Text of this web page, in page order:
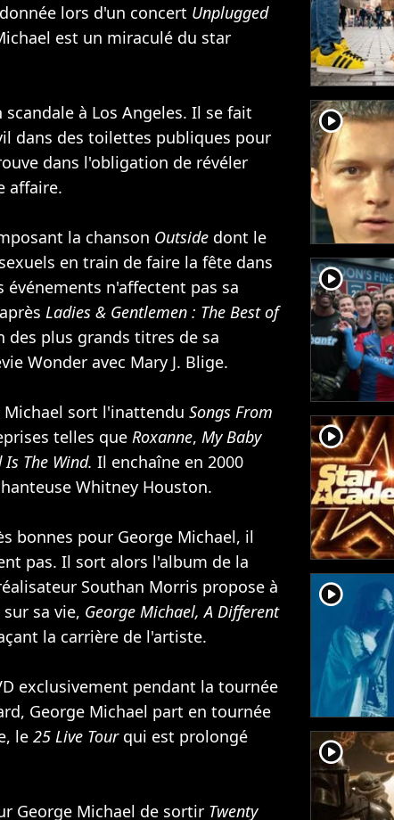
lors d'un concert Unplugged
est un miraculé du star
à Los Angeles. Il se fait
dans des toilettes publiques pour
dans l'obligation de révéler
affaire.
la chanson Outside dont le
en train de faire la fête dans
n'affectent pas sa
Ladies & Gentlemen : The Best of
des plus grands titres de sa
Wonder avec Mary J. Blige.
Michael sort l'inattendu Songs From
telles que Roxanne, My Baby
Is The Wind. Il enchaîne en 2000
Whitney Houston.
bonnes pour George Michael, il
pas. Il sort alors l'album de la
Southan Morris propose à
sa vie, George Michael, A Different
la carrière de l'artiste.
exclusivement pendant la tournée
George Michael part en tournée
le 25 Live Tourqui est prolongé
George Michael de sortir Twenty
player2
player2
player2
player2
player2